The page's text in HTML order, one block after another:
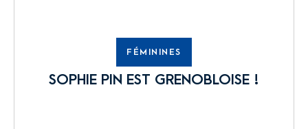
FÉMININES
SOPHIE PIN EST GRENOBLOISE !